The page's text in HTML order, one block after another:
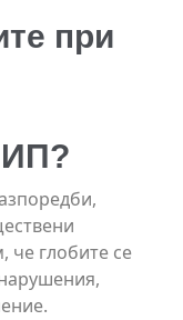
при
че глобите се